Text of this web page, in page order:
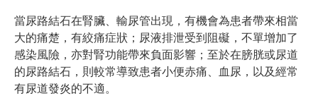
當尿路結石在腎臟、輸尿管出現，有機會為患者帶來相當
大的痛楚，有絞痛症狀；尿液排泄受到阻礙，不單增加了
感染風險，亦對腎功能帶來負面影響；至於在膀胱或尿道
的尿路結石，則較常導致患者小便赤痛、血尿，以及經常
有尿道發炎的不適。